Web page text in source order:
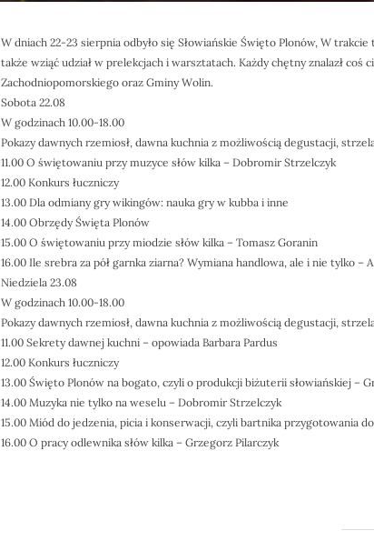
W dniach 22-23 sierpnia odbyło się Słowiańskie Święto Plonów, W
także wziąć udział w prelekcjach i warsztatach. Każdy chętny znalazł
Zachodniopomorskiego oraz Gminy Wolin.
Sobota 22.08
W godzinach 10.00-18.00
Pokazy dawnych rzemiosł, dawna kuchnia z możliwością degustacji,
11.00 O świętowaniu przy muzyce słów kilka – Dobromir Strzelczyk
12.00 Konkurs łuczniczy
13.00 Dla odmiany gry wikingów: nauka gry w kubba i inne
14.00 Obrzędy Święta Plonów
15.00 O świętowaniu przy miodzie słów kilka – Tomasz Goranin
16.00 Ile srebra za pół garnka ziarna? Wymiana handlowa, ale i nie tylko –
Niedziela 23.08
W godzinach 10.00-18.00
Pokazy dawnych rzemiosł, dawna kuchnia z możliwością degustacji,
11.00 Sekrety dawnej kuchni – opowiada Barbara Pardus
12.00 Konkurs łuczniczy
13.00 Święto Plonów na bogato, czyli o produkcji biżuterii słowiańskiej –
14.00 Muzyka nie tylko na weselu – Dobromir Strzelczyk
15.00 Miód do jedzenia, picia i konserwacji, czyli bartnika przygotowania
16.00 O pracy odlewnika słów kilka – Grzegorz Pilarczyk